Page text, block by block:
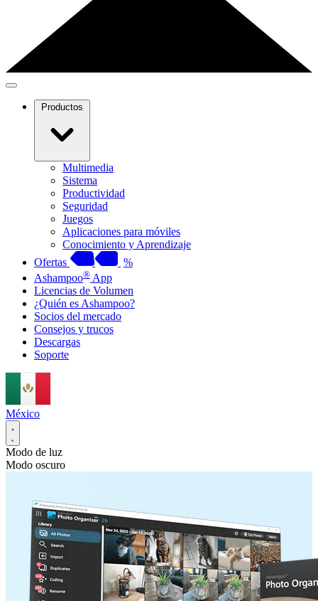
Productos
Multimedia
Sistema
Productividad
Seguridad
Juegos
Aplicaciones para móviles
Conocimiento y Aprendizaje
Ofertas
%
Ashampoo® App
Licencias de Volumen
¿Quién es Ashampoo?
Socios del mercado
Consejos y trucos
Descargas
Soporte
México
Modo de luz
Modo oscuro